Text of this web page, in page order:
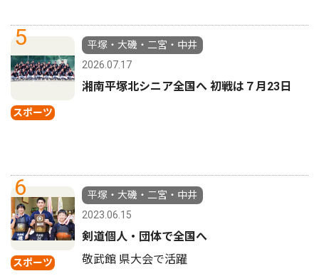
5
スポーツ
平塚・大磯・二宮・中井
2026.07.17
湘南平塚北シニア全国へ 初戦は７月23日
6
スポーツ
平塚・大磯・二宮・中井
2023.06.15
剣道個人・団体で全国へ
敬武館 県大会で活躍